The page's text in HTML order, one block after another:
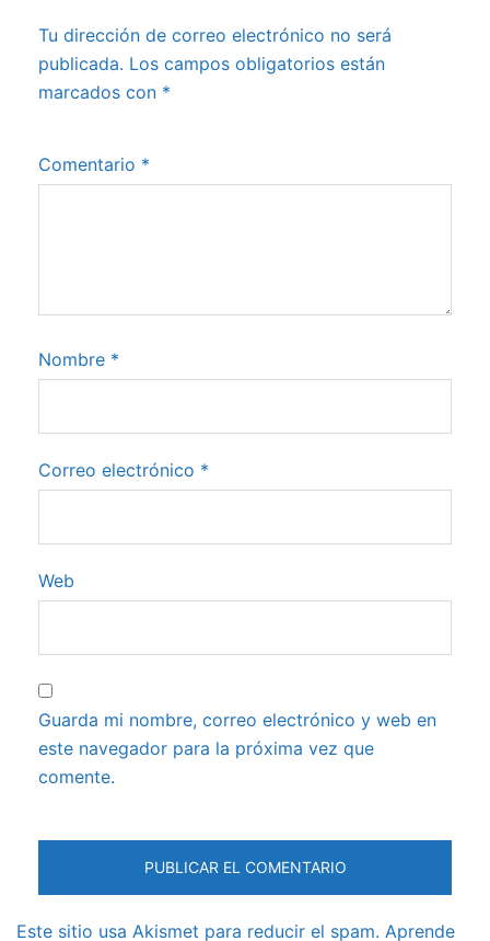
Tu dirección de correo electrónico no será
publicada. Los campos obligatorios están
marcados con *
Comentario *
Nombre *
Correo electrónico *
Web
Guarda mi nombre, correo electrónico y web en
este navegador para la próxima vez que
comente.
Este sitio usa Akismet para reducir el spam. Aprende